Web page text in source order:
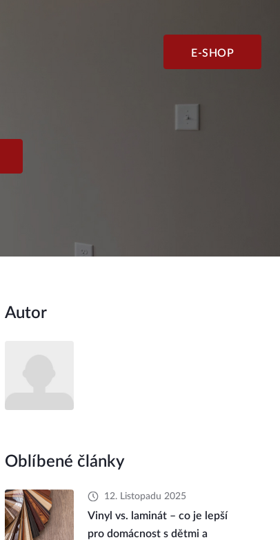
E-SHOP
Autor
Oblíbené články
12. Listopadu 2025
Vinyl vs. laminát – co je lepší
pro domácnost s dětmi a